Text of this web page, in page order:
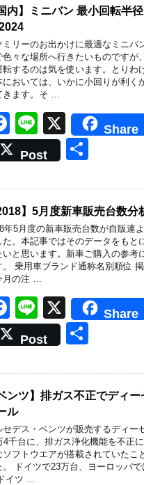
内】ミニバン 最小回転半
ミリーのお出かけに最適なミニバ
色々な場所へ行きたいものですが
転するのは気を使います。とりわ
においては、いかに小回りが利く
きます。そ …
F
a
c
e
b
o
o
k
Li
n
e
X
Share
Post
】5月度新車販売台数分
年5月度の新車販売台数が自販連
た。本記事ではそのデータをもと
いと思います。新車ご購入の参考
。 乗用車ブランド通称名別順位
月の注 …
F
a
c
e
b
o
o
k
Li
n
e
X
Share
Post
ンツ】排ガス不正でディー
ル
セデス・ベンツが販売するディー
4千台に、排ガス浄化機能を不正
ソフトウエアが搭載されていたこ
。 ドイツで23万台、ヨーロッパで
イツ …